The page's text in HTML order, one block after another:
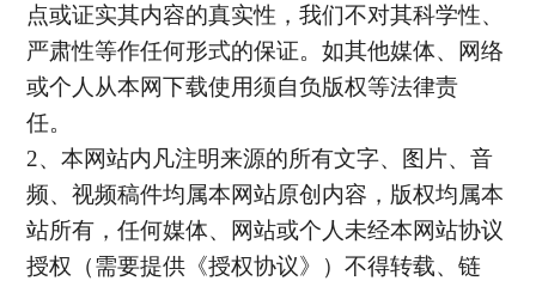
点或证实其内容的真实性，我们不对其科学性、
严肃性等作任何形式的保证。如其他媒体、网络
或个人从本网下载使用须自负版权等法律责
任。
2、本网站内凡注明来源的所有文字、图片、音
频、视频稿件均属本网站原创内容，版权均属本
站所有，任何媒体、网站或个人未经本网站协议
授权（需要提供《授权协议》）不得转载、链